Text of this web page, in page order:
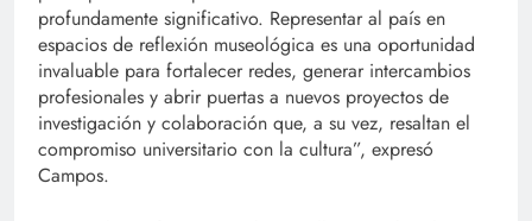
profundamente significativo. Representar al país en
espacios de reflexión museológica es una oportunidad
invaluable para fortalecer redes, generar intercambios
profesionales y abrir puertas a nuevos proyectos de
investigación y colaboración que, a su vez, resaltan el
compromiso universitario con la cultura”, expresó
Campos.